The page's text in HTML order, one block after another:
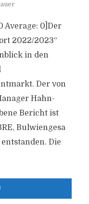
Average: 0]Der
2022/2023“
in den
Der von
Hahn-
Bericht ist
Bulwiengesa
Die